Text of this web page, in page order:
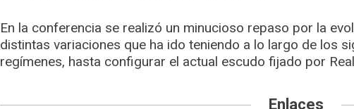
En la conferencia se realizó un minucioso repaso por la
distintas variaciones que ha ido teniendo a lo largo de los
regímenes, hasta configurar el actual escudo fijado por
Enlaces